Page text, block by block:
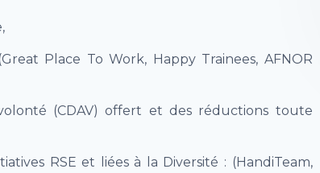
Place To Work, Happy Trainees, AFNOR
(CDAV) offert et des réductions toute
RSE et liées à la Diversité : (HandiTeam,